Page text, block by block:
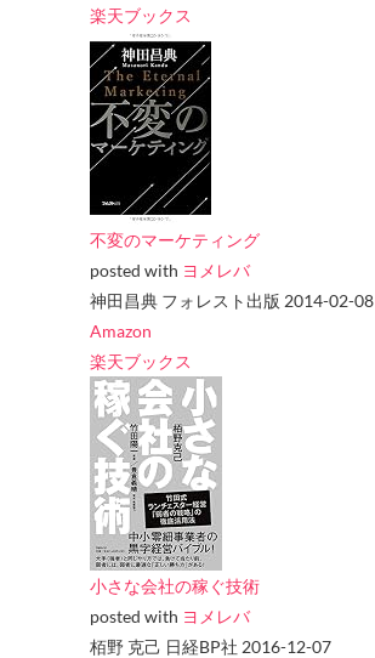
楽天ブックス
不変のマーケティング
posted with ヨメレバ
神田昌典 フォレスト出版 2014-02-08
Amazon
楽天ブックス
小さな会社の稼ぐ技術
posted with ヨメレバ
栢野 克己 日経BP社 2016-12-07